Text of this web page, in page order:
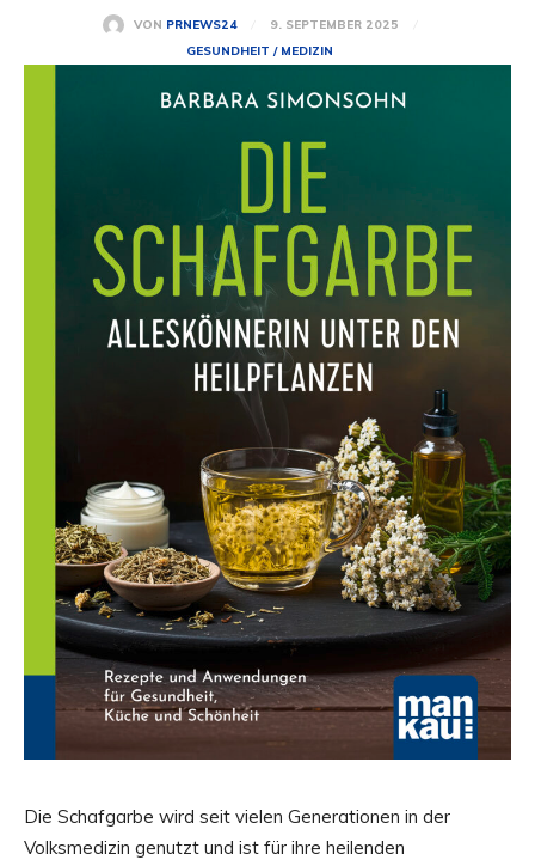
VON PRNEWS24
9. SEPTEMBER 2025
GESUNDHEIT / MEDIZIN
Die Schafgarbe wird seit vielen Generationen in der
Volksmedizin genutzt und ist für ihre heilenden